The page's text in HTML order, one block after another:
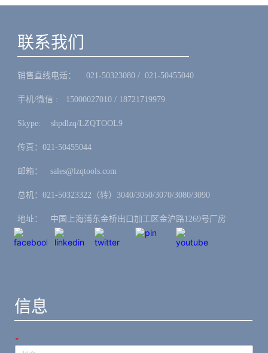
联系我们
销售直线电话：ㅤ 021-50323080 / 021-50455040
手机/微信 :ㅤ15000027010 / 18721719979
Skype: ㅤshpdlzq/LZQTOOL9
传真：021-50455044
邮箱：ㅤsales@lzqtools.com
总机：021-50323322（转）3040/3050/3070/3080/3090
地址：ㅤ中国上海浦东金桥出口加工区金沪路1269号厂房
信息
*